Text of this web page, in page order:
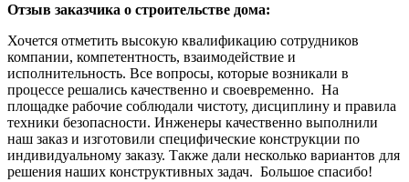
Отзыв заказчика о строительстве дома:
Хочется отметить высокую квалификацию сотрудников
компании, компетентность, взаимодействие и
исполнительность. Все вопросы, которые возникали в
процессе решались качественно и своевременно. На
площадке рабочие соблюдали чистоту, дисциплину и правила
техники безопасности. Инженеры качественно выполнили
наш заказ и изготовили специфические конструкции по
индивидуальному заказу. Также дали несколько вариантов для
решения наших конструктивных задач. Большое спасибо!